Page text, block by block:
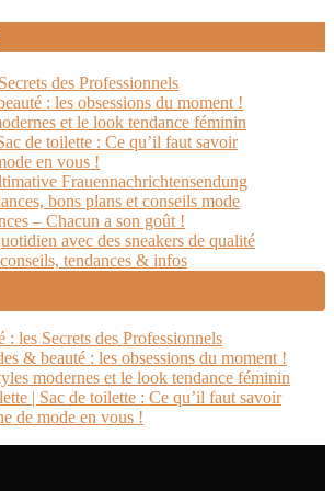
des Professionnels
: les obsessions du moment !
et le look tendance féminin
de toilette : Ce qu’il faut savoir
en vous !
Frauennachrichtensendung
bons plans et conseils mode
– Chacun a son goût !
avec des sneakers de qualité
tendances & infos
: les Secrets des Professionnels
& beauté : les obsessions du moment !
modernes et le look tendance féminin
| Sac de toilette : Ce qu’il faut savoir
de mode en vous !